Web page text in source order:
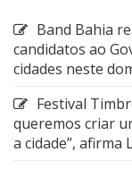
Band Bahia
candidatos ao
cidades neste
Festival
queremos criar
a cidade”, afirma